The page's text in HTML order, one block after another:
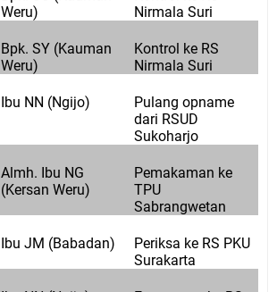
Weru)
Nirmala Suri
Bpk. SY (Kauman
Weru)
Kontrol ke RS
Nirmala Suri
Ibu NN (Ngijo)
Pulang opname
dari RSUD
Sukoharjo
Almh. Ibu NG
(Kersan Weru)
Pemakaman ke
TPU
Sabrangwetan
Ibu JM (Babadan)
Periksa ke RS PKU
Surakarta